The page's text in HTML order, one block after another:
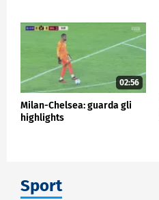
02:56
Milan-Chelsea: guarda gli
highlights
Sport